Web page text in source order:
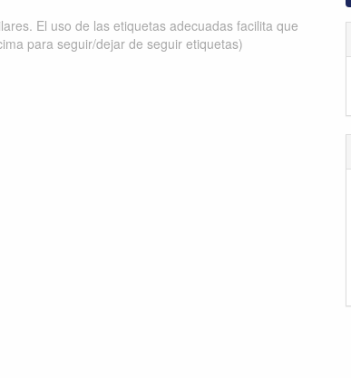
El uso de las etiquetas adecuadas facilita que
para seguir/dejar de seguir etiquetas)